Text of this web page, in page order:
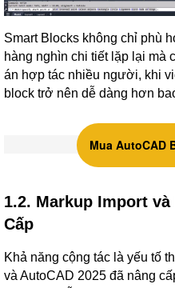
Smart Blocks không chỉ phù
hàng nghìn chi tiết lặp lại mà
án hợp tác nhiều người, khi
block trở nên dễ dàng hơn
Mua AutoCAD
1.2. Markup Import
Cấp
Khả năng cộng tác là yếu tố
và AutoCAD 2025 đã nâng